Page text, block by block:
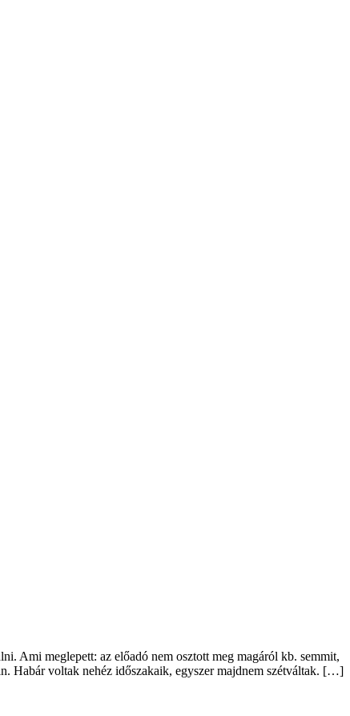
Ami meglepett: az előadó nem osztott meg magáról kb. semmit,
Habár voltak nehéz időszakaik, egyszer majdnem szétváltak. […]